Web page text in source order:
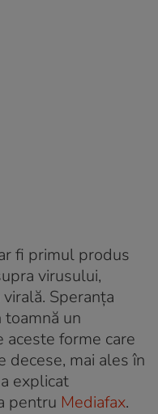
fi primul produs
virusului,
Speranţa
toamnă un
aceste forme care
decese, mai ales în
explicat
pentru Mediafax.